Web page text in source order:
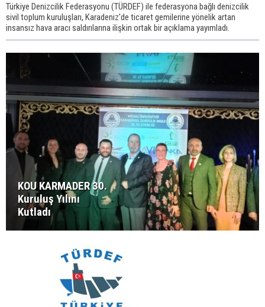
Türkiye Denizcilik Federasyonu (TÜRDEF) ile federasyona bağlı denizcilik
sivil toplum kuruluşları, Karadeniz'de ticaret gemilerine yönelik artan
insansız hava aracı saldırılarına ilişkin ortak bir açıklama yayımladı.
KOU KARMADER 30.
Kuruluş Yılını
Kutladı